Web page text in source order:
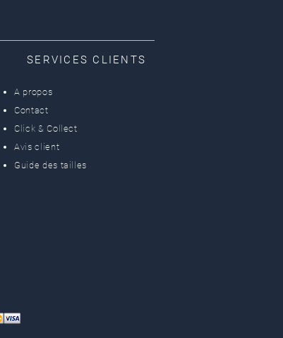
SERVICES CLIENTS
A propos
Contact
Click & Collect
Avis client
Guide des tailles